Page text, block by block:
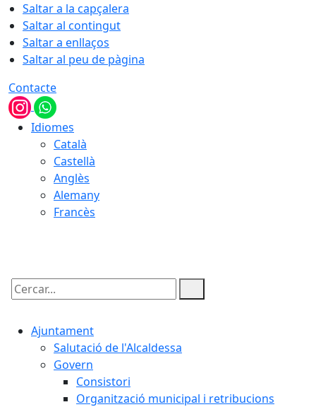
Saltar a la capçalera
Saltar al contingut
Saltar a enllaços
Saltar al peu de pàgina
Contacte
Idiomes
Català
Castellà
Anglès
Alemany
Francès
Cercar:
Ajuntament
Salutació de l'Alcaldessa
Govern
Consistori
Organització municipal i retribucions